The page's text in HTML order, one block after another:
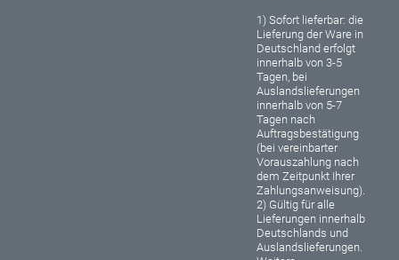
1) Sofort lieferbar: die
Lieferung der Ware in
Deutschland erfolgt
innerhalb von 3-5
Tagen, bei
Auslandslieferungen
innerhalb von 5-7
Tagen nach
Auftragsbestätigung
(bei vereinbarter
Vorauszahlung nach
dem Zeitpunkt Ihrer
Zahlungsanweisung).
2) Gültig für alle
Lieferungen innerhalb
Deutschlands und
Auslandslieferungen.